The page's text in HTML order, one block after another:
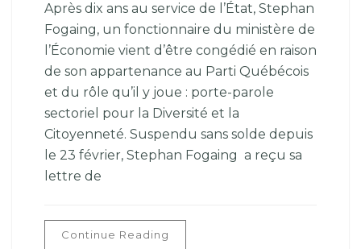
Après dix ans au service de l’État, Stephan
Fogaing, un fonctionnaire du ministère de
l’Économie vient d’être congédié en raison
de son appartenance au Parti Québécois
et du rôle qu’il y joue : porte-parole
sectoriel pour la Diversité et la
Citoyenneté. Suspendu sans solde depuis
le 23 février, Stephan Fogaing a reçu sa
lettre de
Continue Reading